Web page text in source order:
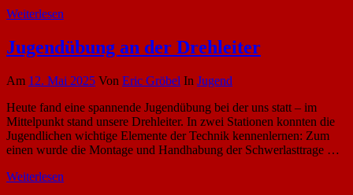
Weiterlesen
Jugendübung an der Drehleiter
Am 12. Mai 2025 Von Eric Gröbel In Jugend
Heute fand eine spannende Jugendübung bei der uns statt – im
Mittelpunkt stand unsere Drehleiter. In zwei Stationen konnten die
Jugendlichen wichtige Elemente der Technik kennenlernen: Zum
einen wurde die Montage und Handhabung der Schwerlasttrage …
Weiterlesen